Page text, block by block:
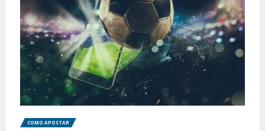
COMO APOSTAR